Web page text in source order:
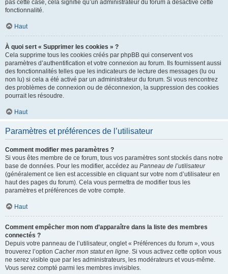
pas cette case, cela signifie qu’un administrateur du forum a désactivé cette
fonctionnalité.
Haut
À quoi sert « Supprimer les cookies » ?
Cela supprime tous les cookies créés par phpBB qui conservent vos
paramètres d’authentification et votre connexion au forum. Ils fournissent aussi
des fonctionnalités telles que les indicateurs de lecture des messages (lu ou
non lu) si cela a été activé par un administrateur du forum. Si vous rencontrez
des problèmes de connexion ou de déconnexion, la suppression des cookies
pourrait les résoudre.
Haut
Paramètres et préférences de l’utilisateur
Comment modifier mes paramètres ?
Si vous êtes membre de ce forum, tous vos paramètres sont stockés dans notre
base de données. Pour les modifier, accédez au Panneau de l’utilisateur
(généralement ce lien est accessible en cliquant sur votre nom d’utilisateur en
haut des pages du forum). Cela vous permettra de modifier tous les
paramètres et préférences de votre compte.
Haut
Comment empêcher mon nom d’apparaître dans la liste des membres
connectés ?
Depuis votre panneau de l’utilisateur, onglet « Préférences du forum », vous
trouverez l’option Cacher mon statut en ligne. Si vous activez cette option vous
ne serez visible que par les administrateurs, les modérateurs et vous-même.
Vous serez compté parmi les membres invisibles.